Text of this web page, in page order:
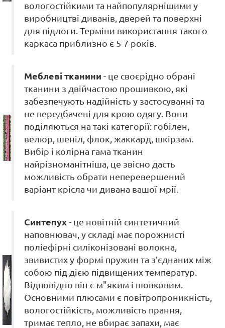
вологостійкими та найпопулярнішими у
виробництві диванів, дверей та поверхні
для підлоги. Терміни використання такого
каркаса приблизно є 5-7 років.
Меблеві тканини - це своєрідно обрані
тканини з двійчастою прошивкою, які
забезпечують надійність у застосуванні та
не передбачені для крою одягу. Вони
поділяються на такі категорії: гобілен,
велюр, шеніл, флок, жаккард, шкірзам.
Вибір і колірна гама тканин
найрізноманітніша, це звісно дасть
можливість обрати неперевершений
варіант крісла чи дивана вашої мрії.
Синтепух - це новітній синтетичний
наповнювач, у складі має порожнисті
поліефірні силіконізовані волокна,
звивистих у формі пружин та з’єднаних між
собою під дією підвищених температур.
Відповідно він є м"яким і шовковим.
Основними плюсами є повітропроникність,
вологостійкість, можливість прання,
тримає тепло, не вбирає запахи, має